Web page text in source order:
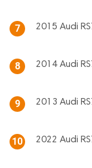
7 2015 Audi
8 2014 Audi
9 2013 Audi
10 2022 Audi